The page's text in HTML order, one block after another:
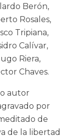
Berón,
Rosales,
Tripiana,
Calívar,
Riera,
Chaves.
autor
por
de
de la libertad